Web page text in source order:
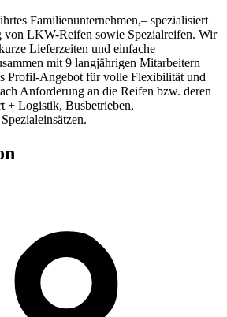
Familienunternehmen,– spezialisiert
von LKW-Reifen sowie Spezialreifen. Wir
Lieferzeiten und einfache
mit 9 langjährigen Mitarbeitern
Profil-Angebot für volle Flexibilität und
Anforderung an die Reifen bzw. deren
+ Logistik, Busbetrieben,